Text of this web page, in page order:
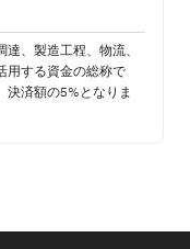
、製造工程、物流、
用する資金の総称で
決済額の5%となりま